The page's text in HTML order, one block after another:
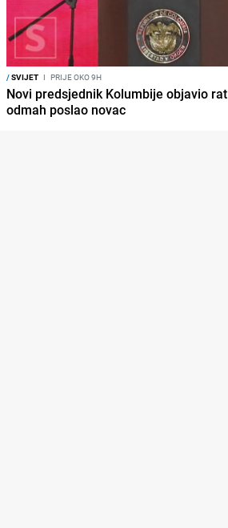
/SVIJET I PRIJE OKO 9H
Novi predsjednik Kolumbije objavio
odmah poslao novac